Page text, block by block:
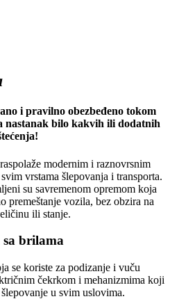
i pravilno obezbeđeno tokom
nastanak bilo kakvih ili dodatnih
raspolaže modernim i raznovrsnim
vrstama šlepovanja i transporta.
su savremenom opremom koja
premeštanje vozila, bez obzira na
ili stanje.
sa brilama
se koriste za podizanje i vuču
čekrkom i mehanizmima koji
u svim uslovima.